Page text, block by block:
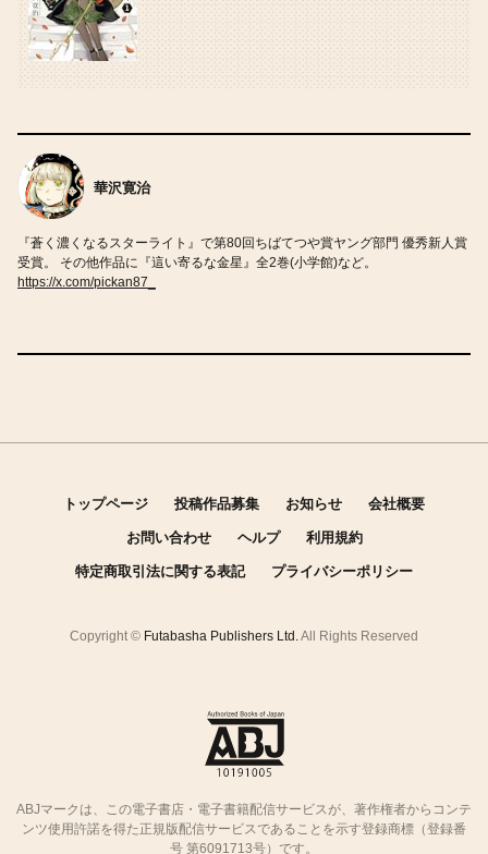
華沢寛治
『蒼く濃くなるスターライト』で第80回ちばてつや賞ヤング部門 優秀新人賞
受賞。 その他作品に『這い寄るな金星』全2巻(小学館)など。
https://x.com/pickan87_
トップページ 投稿作品募集 お知らせ 会社概要
お問い合わせ ヘルプ 利用規約
特定商取引法に関する表記 プライバシーポリシー
Copyright © Futabasha Publishers Ltd. All Rights Reserved
ABJマークは、この電子書店・電子書籍配信サービスが、著作権者からコンテ
ンツ使用許諾を得た正規版配信サービスであることを示す登録商標（登録番
号 第6091713号）です。